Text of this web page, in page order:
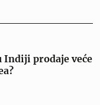
Indiji prodaje veće